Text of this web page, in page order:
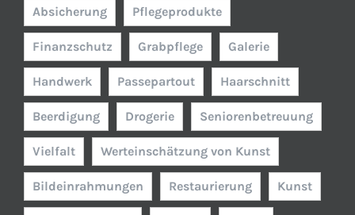
Absicherung Pflegeprodukte
Finanzschutz Grabpflege Galerie
Handwerk Passepartout Haarschnitt
Beerdigung Drogerie Seniorenbetreuung
Vielfalt Werteinschätzung von Kunst
Bildeinrahmungen Restaurierung Kunst